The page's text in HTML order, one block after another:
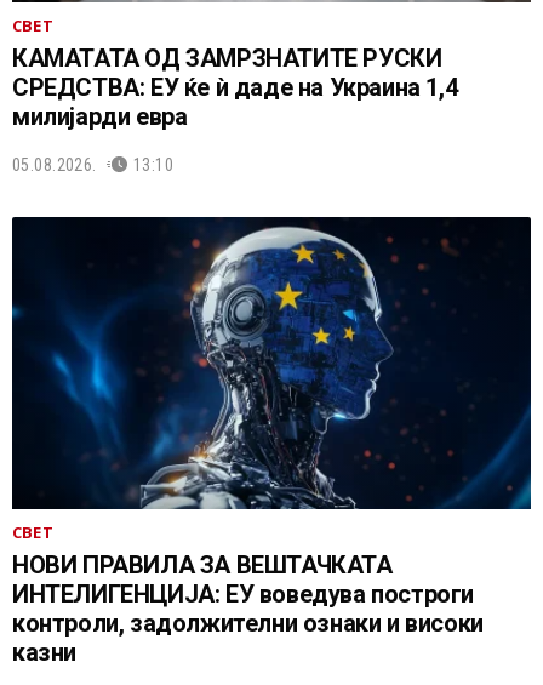
СВЕТ
КАМАТАТА ОД ЗАМРЗНАТИТЕ РУСКИ
СРЕДСТВА: ЕУ ќе ѝ даде на Украина 1,4
милијарди евра
05.08.2026. 13:10
СВЕТ
НОВИ ПРАВИЛА ЗА ВЕШТАЧКАТА
ИНТЕЛИГЕНЦИЈА: ЕУ воведува построги
контроли, задолжителни ознаки и високи
казни